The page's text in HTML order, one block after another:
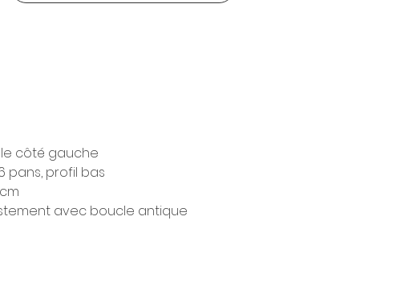
côté gauche
pans, profil bas
avec boucle antique